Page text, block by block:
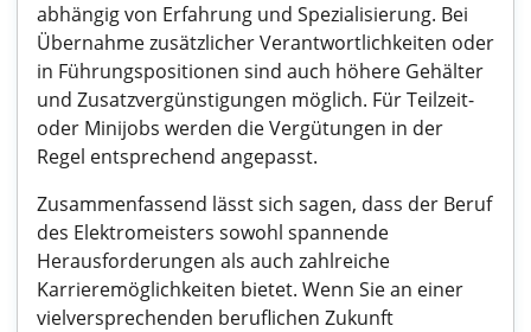
abhängig von Erfahrung und Spezialisierung. Bei
Übernahme zusätzlicher Verantwortlichkeiten oder
in Führungspositionen sind auch höhere Gehälter
und Zusatzvergünstigungen möglich. Für Teilzeit-
oder Minijobs werden die Vergütungen in der
Regel entsprechend angepasst.
Zusammenfassend lässt sich sagen, dass der Beruf
des Elektromeisters sowohl spannende
Herausforderungen als auch zahlreiche
Karrieremöglichkeiten bietet. Wenn Sie an einer
vielversprechenden beruflichen Zukunft